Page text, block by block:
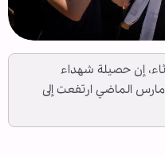
إن حصيلة شهداء
العدوان الصهيوني على البلاد منذ 2 مارس الماضي ارتفعت إلى